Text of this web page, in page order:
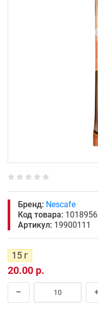
Бренд: Nescafe
Код товара: 1018956
Артикул: 19900111
15 г
20.00 р.